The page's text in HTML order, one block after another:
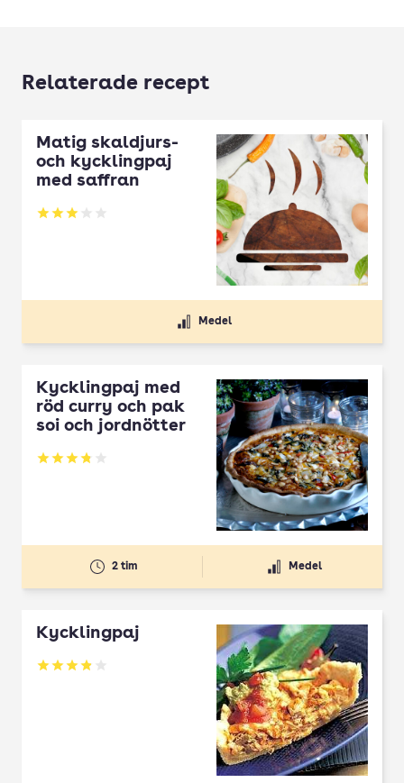
Relaterade recept
Matig skaldjurs-
och kycklingpaj
med saffran
Betyg: 3 av 5
Medel
Kycklingpaj med
röd curry och pak
soi och jordnötter
Betyg: 3.79 av 5
2 tim Medel
Kycklingpaj
Betyg: 3.84 av 5